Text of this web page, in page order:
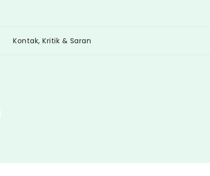
Kontak, Kritik & Saran